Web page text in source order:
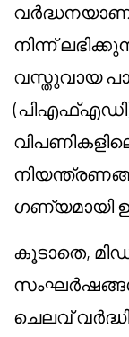
നിന്ന്
വസ്തുവായ
(പി‌എഫ്‌എഡി)
ഗണ്യമായി
കൂടാതെ,
ചെലവ്